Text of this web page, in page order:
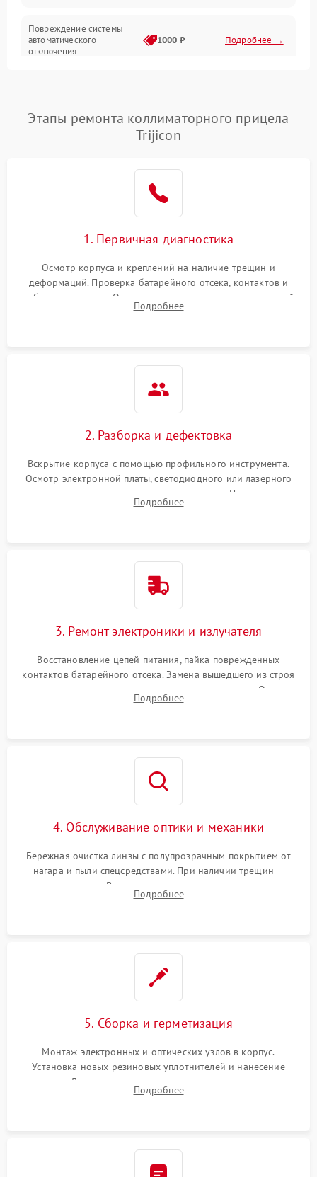
Повреждение системы
автоматического
отключения
1000 ₽ Подробнее →
1000 ₽
Неисправность системы
Повреждение системы
1000 ₽
1000 ₽
Поломка системы защиты
1000 ₽ Подробнее →
Этапы ремонта коллиматорного прицела
Trijicon
1. Первичная диагностика
Осмотр корпуса и креплений на наличие трещин и
деформаций. Проверка батарейного отсека, контактов и
работы излучателя. Оценка яркости и четкости прицельной
марки на разных режимах. Выявление проблем с
Подробнее
2. Разборка и дефектовка
Вскрытие корпуса с помощью профильного инструмента.
Осмотр электронной платы, светодиодного или лазерного
излучателя, а также механизма выверки. Проверка
уплотнительных прокладок и выявление следов окисления
Подробнее
3. Ремонт электроники и излучателя
Восстановление цепей питания, пайка поврежденных
контактов батарейного отсека. Замена вышедшего из строя
светодиода или микросхемы управления яркостью. Очистка
платы от коррозии и нанесение защитного лака для
Подробнее
4. Обслуживание оптики и механики
Бережная очистка линзы с полупрозрачным покрытием от
нагара и пыли спецсредствами. При наличии трещин —
замена стекла. Восстановление или замена пружин и
резьбовых элементов в механизме ввода поправок для
Подробнее
5. Сборка и герметизация
Монтаж электронных и оптических узлов в корпус.
Установка новых резиновых уплотнителей и нанесение
герметика. Для закрытых коллиматоров — вакуумирование и
заполнение инертным газом для исключения запотевания
Подробнее